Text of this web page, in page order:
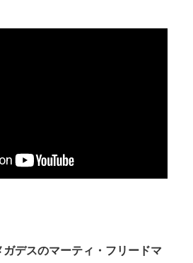
デスのマーティ・フリードマ